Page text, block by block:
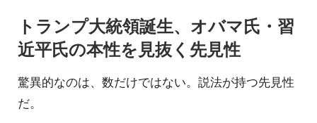
トランプ大統領誕生、オバマ氏・習
近平氏の本性を見抜く先見性
驚異的なのは、数だけではない。説法が持つ先見性
だ。